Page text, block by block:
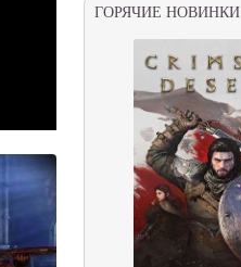
ГОРЯЧИЕ НОВИНКИ